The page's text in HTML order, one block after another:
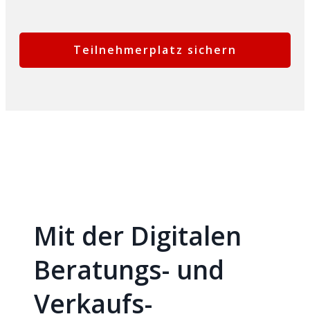
Teilnehmerplatz sichern
Mit der Digitalen
Beratungs- und
Verkaufs-